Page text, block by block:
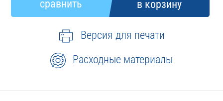
Версия для печати
Расходные материалы